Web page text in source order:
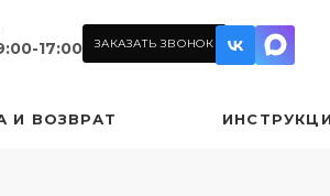
17:00 ЗАКАЗАТЬ ЗВОНОК
И ВОЗВРАТ